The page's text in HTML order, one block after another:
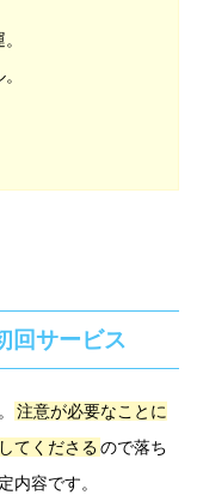
回サービス
注意が必要なことに
てくださるので落ち
内容です。